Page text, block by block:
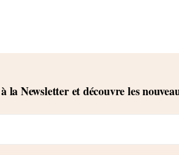
la Newsletter et découvre les